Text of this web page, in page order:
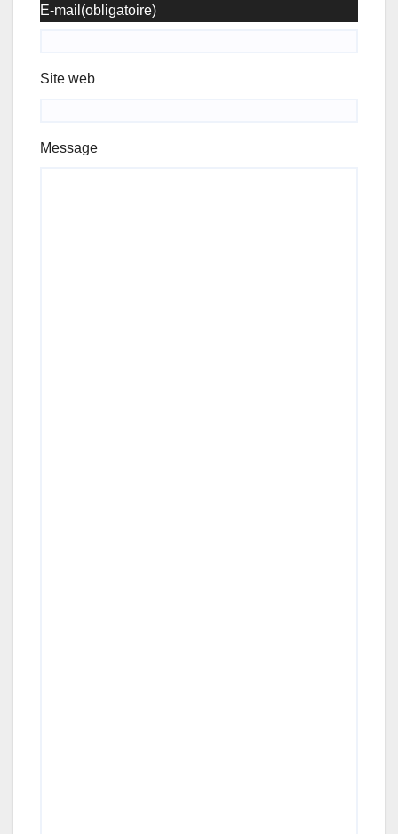
E-mail (obligatoire)
Site web
Message